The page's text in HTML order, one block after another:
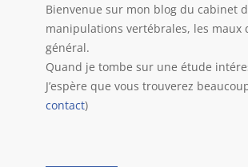
Bienvenue sur mon blog du cabinet
manipulations vertébrales, les
général.
Quand je tombe sur une étude
J’espère que vous trouverez
contact)